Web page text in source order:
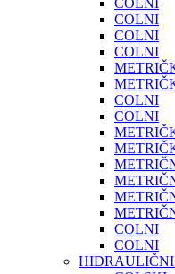
COLNI
COLNI
COLNI
COLNI
COLNI
COLNI
COLNI
COLNI
HIDRAULIČNI